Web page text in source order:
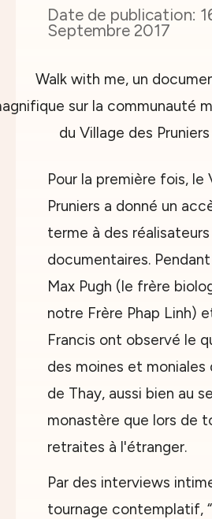
Septembre 2017
Pour la première fois, le
Pruniers a donné un
terme à des
documentaires.
Max Pugh (le frère
notre Frère Phap Linh)
Francis ont observé le
des moines et moniales
de Thay, aussi bien au
monastère que lors de
retraites à l'étranger.
Par des interviews
tournage contemplatif,